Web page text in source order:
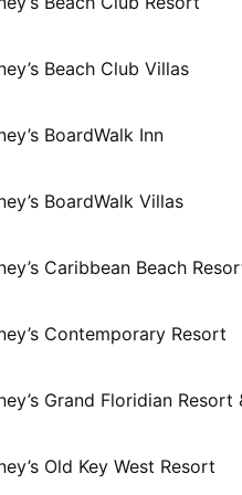
Beach Club Villas
BoardWalk Inn
BoardWalk Villas
Caribbean Beach
Contemporary Resort
Grand Floridian Resort
Old Key West Resort